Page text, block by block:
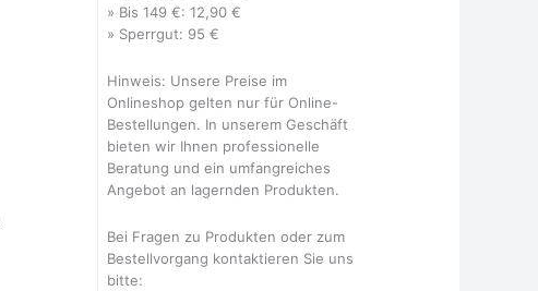
» Bis 149 €: 12,90 €
» Sperrgut: 95 €
Hinweis: Unsere Preise im
Onlineshop gelten nur für Online-
Bestellungen. In unserem Geschäft
bieten wir Ihnen professionelle
Beratung und ein umfangreiches
Angebot an lagernden Produkten.
Bei Fragen zu Produkten oder zum
Bestellvorgang kontaktieren Sie uns
bitte: